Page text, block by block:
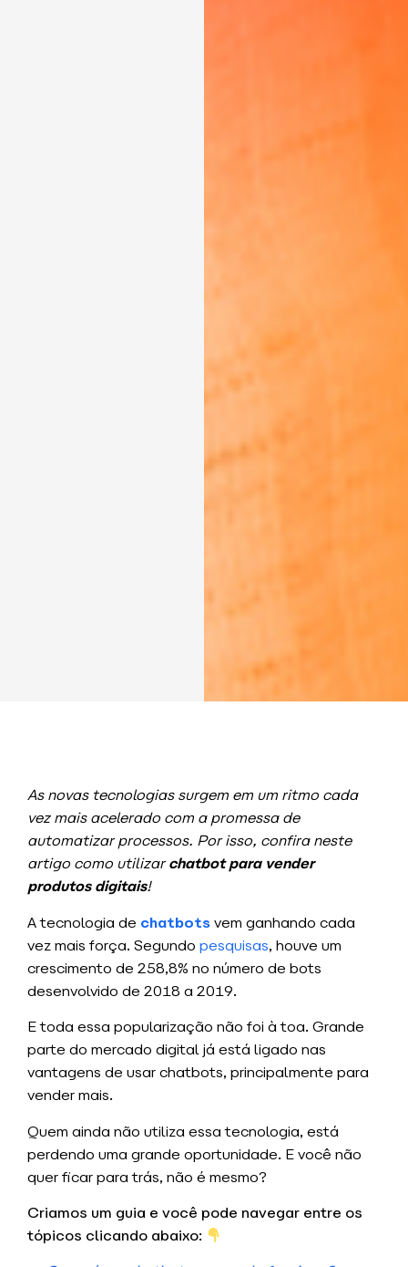
As novas tecnologias surgem em um ritmo cada
vez mais acelerado com a promessa de
automatizar processos. Por isso, confira neste
artigo como utilizarchatbot para vender
produtos digitais!
A tecnologia de chatbotsvem ganhando cada
vez mais força. Segundo pesquisas, houve um
crescimento de 258,8% no número de bots
desenvolvido de 2018 a 2019.
E toda essa popularização não foi à toa. Grande
parte do mercado digital já está ligado nas
vantagens de usar chatbots, principalmente para
vender mais.
Quem ainda não utiliza essa tecnologia, está
perdendo uma grande oportunidade. E você não
quer ficar para trás, não é mesmo?
Criamos um guia e você pode navegar entre os
tópicos clicando abaixo: